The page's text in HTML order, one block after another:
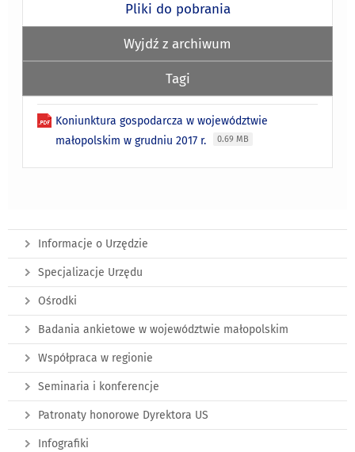
Pliki do pobrania
Wyjdź z archiwum
Tagi
Koniunktura gospodarcza w województwie
małopolskim w grudniu 2017 r.
0.69 MB
Informacje o Urzędzie
Specjalizacje Urzędu
Ośrodki
Badania ankietowe w województwie małopolskim
Współpraca w regionie
Seminaria i konferencje
Patronaty honorowe Dyrektora US
Infografiki